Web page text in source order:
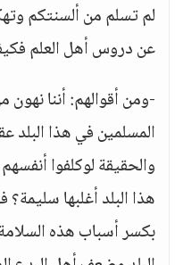
لم تسلم من ألسنتكم
عن دروس أهل العلم
-ومن أقوالهم: أننا
المسلمين في هذا البلد
والحقيقة لوكلفوا
هذا البلد أغلبها
بكسر أسباب هذه